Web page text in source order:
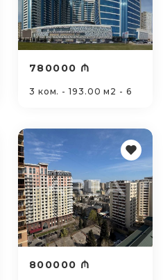
780000 ₼
3 ком. - 193.00 м2 - 6
800000 ₼